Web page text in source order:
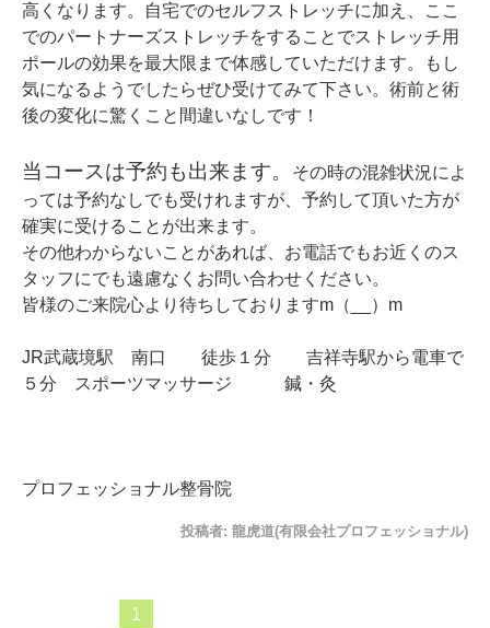
高くなります。自宅でのセルフストレッチに加え、ここ
でのパートナーズストレッチをすることでストレッチ用
ポールの効果を最大限まで体感していただけます。もし
気になるようでしたらぜひ受けてみて下さい。術前と術
後の変化に驚くこと間違いなしです！
当コースは予約も出来ます。
その時の混雑状況によ
っては予約なしでも受けれますが、予約して頂いた方が
確実に受けることが出来ます。
その他わからないことがあれば、お電話でもお近くのス
タッフにでも遠慮なくお問い合わせください。
皆様のご来院心より待ちしておりますm（__）m
JR武蔵境駅 南口 徒歩１分 吉祥寺駅から電車で
５分 スポーツマッサージ 鍼・灸
プロフェッショナル整骨院
投稿者: 龍虎道(有限会社プロフェッショナル)
1